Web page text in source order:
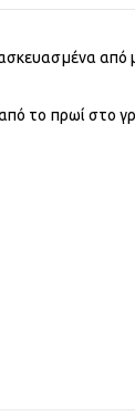
το πρωί στο